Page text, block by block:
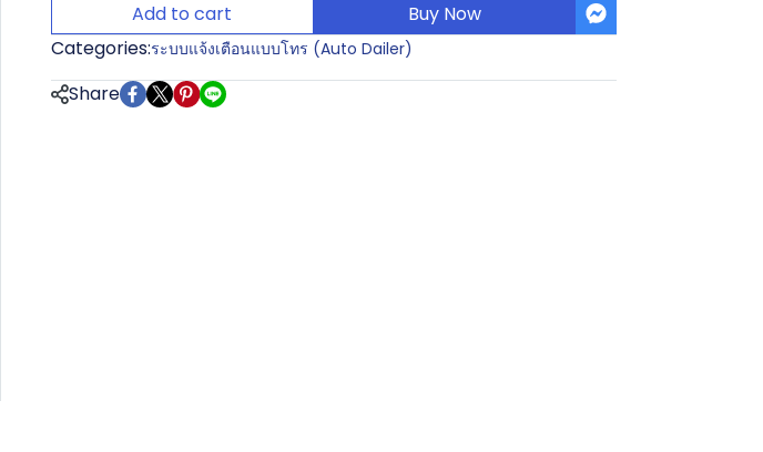
Add to cart
Buy Now
Categories:ระบบแจ้งเตือนแบบโทร (Auto Dailer)
Share